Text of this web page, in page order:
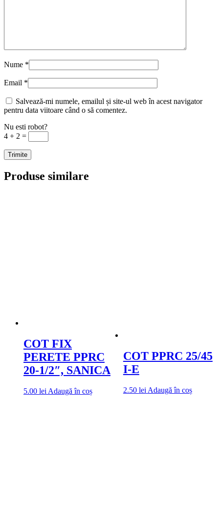
Nume *
Email *
Salvează-mi numele, emailul și site-ul web în acest navigator
pentru data viitoare când o să comentez.
Nu esti robot?
4 + 2 =
Produse similare
COT FIX
PERETE PPRC
20-1/2″, SANICA
5.00 lei Adaugă în coș
COT PPRC 25/45
I-E
2.50 lei Adaugă în coș